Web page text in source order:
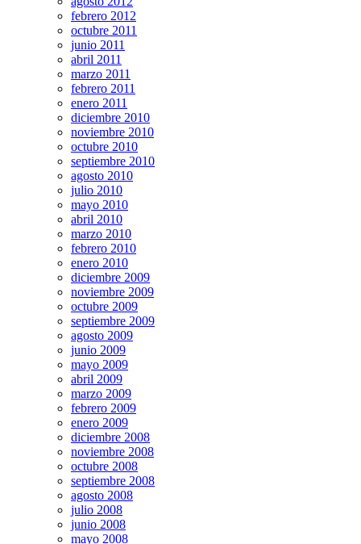
febrero 2012
octubre 2011
junio 2011
abril 2011
marzo 2011
febrero 2011
enero 2011
diciembre 2010
noviembre 2010
octubre 2010
septiembre 2010
agosto 2010
julio 2010
mayo 2010
abril 2010
marzo 2010
febrero 2010
enero 2010
diciembre 2009
noviembre 2009
octubre 2009
septiembre 2009
agosto 2009
junio 2009
mayo 2009
abril 2009
marzo 2009
febrero 2009
enero 2009
diciembre 2008
noviembre 2008
octubre 2008
septiembre 2008
agosto 2008
julio 2008
junio 2008
mayo 2008